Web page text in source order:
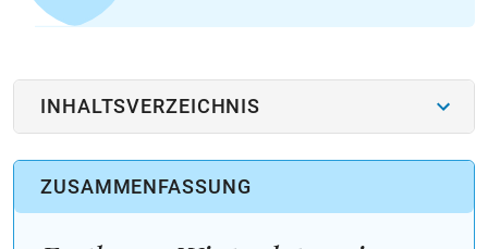
INHALTSVERZEICHNIS
ZUSAMMENFASSUNG